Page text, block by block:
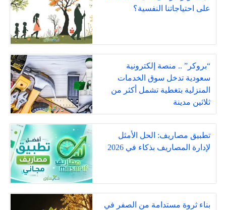
على احتياجاتنا النفسية؟
“بروكر” .. منصة إلكترونية
سعودية تدخل سوق الخدمات
المنزلية بتغطية تشمل أكثر من
ثلاثين مدينة
تطبيق مصاريف: الحل الأمثل
لإدارة المصاريف بذكاء في 2026
بناء ثروة مستدامة من الصفر في